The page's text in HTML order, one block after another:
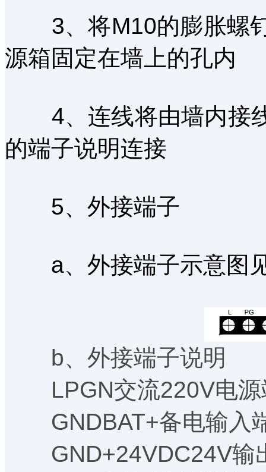
3、将M10的膨胀螺钉
源箱固定在墙上的孔内
4、连线将由墙内接线
的端子说明连接
5、外接端子
a、外接端子示意图
b、外接端子说明
LPGN交流220V电源
GNDBAT+备电输入
GND+24VDC24V输